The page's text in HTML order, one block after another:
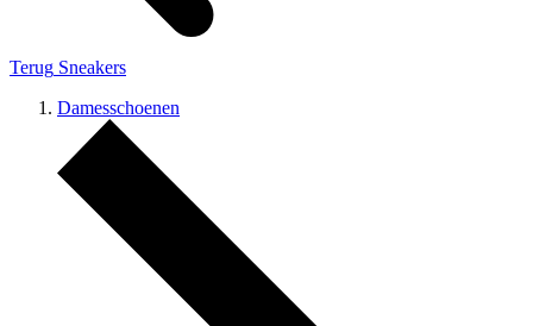
Terug Sneakers
Damesschoenen